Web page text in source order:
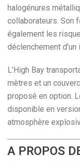
halogénures
collaborateurs. Son
également les
déclenchement d’un
L’High Bay
mètres et un
proposé en option.
disponible en
atmosphère
A PROPOS